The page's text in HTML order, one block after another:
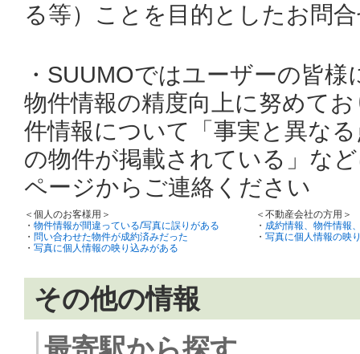
る等）ことを目的としたお問
・SUUMOではユーザーの皆
物件情報の精度向上に努めて
件情報について「事実と異な
の物件が掲載されている」な
ページからご連絡ください
＜個人のお客様用＞
・ 物件情報が間違っている/写真に誤りがある
・ 問い合わせた物件が成約済みだった
・ 写真に個人情報の映り込みがある
＜不動産会社の方用＞
・ 成約情報、物件情報
・ 写真に個人情報の映
その他の情報